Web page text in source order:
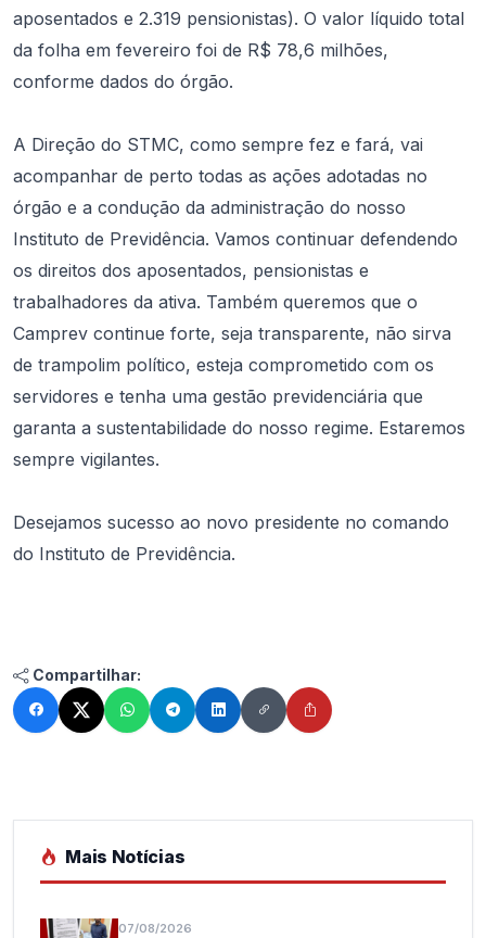
aposentados e 2.319 pensionistas). O valor líquido total
da folha em fevereiro foi de R$ 78,6 milhões,
conforme dados do órgão.
A Direção do STMC, como sempre fez e fará, vai
acompanhar de perto todas as ações adotadas no
órgão e a condução da administração do nosso
Instituto de Previdência. Vamos continuar defendendo
os direitos dos aposentados, pensionistas e
trabalhadores da ativa. Também queremos que o
Camprev continue forte, seja transparente, não sirva
de trampolim político, esteja comprometido com os
servidores e tenha uma gestão previdenciária que
garanta a sustentabilidade do nosso regime. Estaremos
sempre vigilantes.
Desejamos sucesso ao novo presidente no comando
do Instituto de Previdência.
Compartilhar:
Mais Notícias
07/08/2026